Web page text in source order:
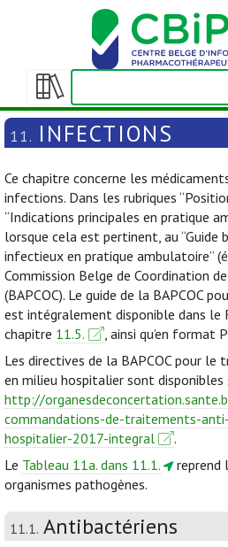
Afficher/masquer
la
table
matières
11. INFECTIONS
Ce chapitre concerne les
infections. Dans les rubriques
“Indications principales en pratique
lorsque cela est pertinent, au
infectieux en pratique ambulatoire”
Commission Belge de Coordination
(BAPCOC). Le guide de la BAPCOC
est intégralement disponible dans le
chapitre 11.5. , ainsi qu’en format
Les directives de la BAPCOC pour
en milieu hospitalier sont disponibles
http://
commandations-de-traitements-
hospitalier-2017-integral
.
Le Tableau 11a. dans 11.1.
reprend
organismes pathogènes.
11.1. Antibactériens